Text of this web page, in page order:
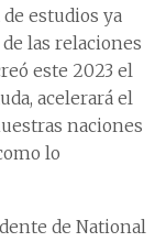
estudios ya
las relaciones
este 2023 el
acelerará el
naciones
lo
de National